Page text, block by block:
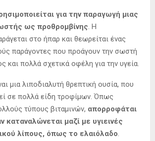
για την παραγωγή μιας
ως προθρομβίνης . Η
στο ήπαρ και θεωρείται ένας
παράγοντες που προάγουν την σωστή
και πολλά σχετικά οφέλη για την υγεία.
μια λιποδιαλυτή θρεπτική ουσία, που
σε πολλά είδη τροφίμων. Όπως
τύπους βιταμινών, απορροφάται
καταναλώνεται μαζί με υγιεινές
λίπους, όπως το ελαιόλαδο